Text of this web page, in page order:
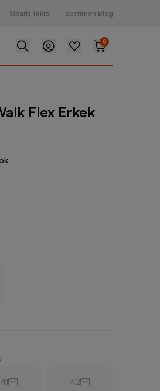
Sipariş Takibi Sportmen Blog
0
Flex Erkek
41 42